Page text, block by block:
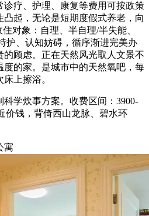
诊疗、护理、康复等费用可按政策
起，无论是短期度假式养老，向
对象：自理、半自理/半失能、
护、认知妨碍，循序渐进完美办
顾虑。正在天然风光取人文景不
度的家。是城市中的天然氧吧，每
上擦浴。
学炊事方案。收费区间：3900-
价钱，背倚西山龙脉、碧水环
寓